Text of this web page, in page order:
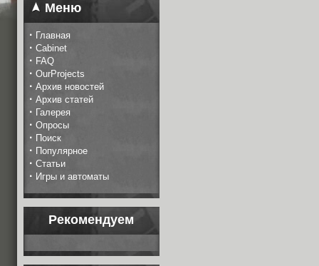
Меню
· Главная
· Cabinet
· FAQ
· OurProjects
· Архив новостей
· Архив статей
· Галерея
· Опросы
· Поиск
· Популярное
· Статьи
· Игры и автоматы
Рекомендуем